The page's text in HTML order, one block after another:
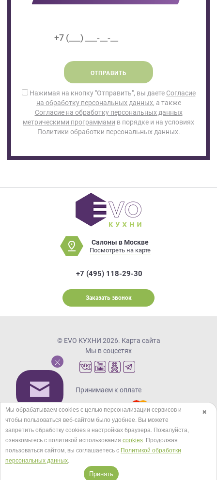
ОТПРАВИТЬ
Нажимая на кнопку "Отправить", вы даете Согласие
на обработку персональных данных, а также
Согласие на обработку персональных данных
метрическими программами в порядке и на условиях
Политики обработки персональных данных.
Салоны в Москве
Посмотреть на карте
+7 (495) 118-29-30
Заказать звонок
© EVO КУХНИ 2026. Карта сайта
Мы в соцсетях
Принимаем к оплате
Кредиты и рассрочка
✖
Мы обрабатываем cookies с целью персонализации сервисов и
чтобы пользоваться веб-сайтом было удобнее. Вы можете
запретить обработку сookies в настройках браузера. Пожалуйста,
ознакомьтесь с политикой использования cookies. Продолжая
пользоваться сайтом, вы соглашаетесь с Политикой обработки
персональных данных.
Принять